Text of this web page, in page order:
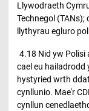
Llywodraeth
Technegol
llythyrau egluro
4.18 Nid yw Polisi
cael eu hailadrodd
hystyried wrth
cynllunio. Mae'r
cynllun